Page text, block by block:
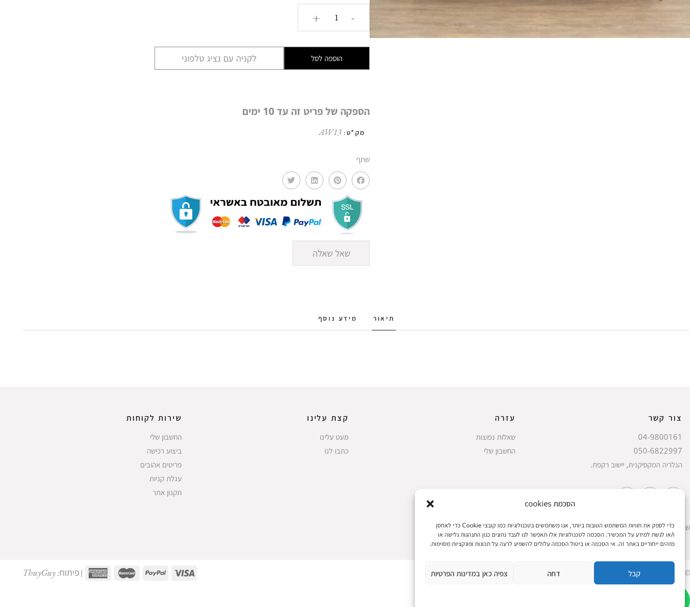
הסכמת cookies
כדי לספק את חוויות המשתמש הטובות ביותר, אנו משתמשים בטכנולוגיות כמו קובצי Cookie כדי לאחסן
ו/או לגשת למידע על המכשיר. הסכמה לטכנולוגיות אלו תאפשר לנו לעבד נתונים כגון התנהגות גלישה או
מזהים ייחודיים באתר זה. אי הסכמה או ביטול הסכמה עלולים להשפיע לרעה על תכונות ופונקציות מסוימות.
קבל דחה צפיה כאן במדינות הפרטיות
-
+
הוספה לסל לקניה עם נציג טלפוני
הספקה של פריט זה עד 10 ימים
מק"ט: AW13
שתף
שאל שאלה
תיאור מידע נוסף
צור קשר
04-9800161
050-6822997
הגלריה המקסיקנית, יישוב רקפת.
עזרה
שאלות נפוצות
החשבון שלי
קצת עלינו
מעט עלינו
כתבו לנו
שירות לקוחות
החשבון שלי
ביצוע רכישה
פריטים אהובים
עגלת קניות
תקנון אתר
שעות הפעילות: ראשון עד חמישי 8 עד 18| שישי 8 עד 15 | שבת 10 עד 17
© 2023 כל הזכיות שמורות להגלריה המקסיקנית | פיתוח: ThuyGuy